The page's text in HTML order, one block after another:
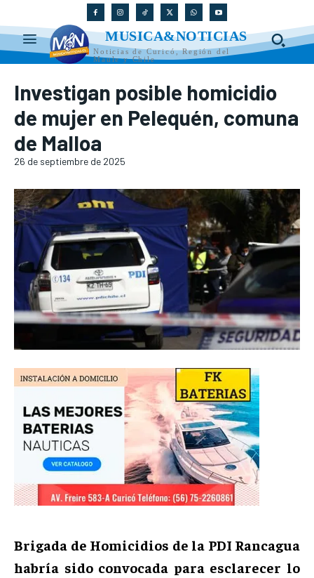
MUSICA&NOTICIAS
Noticias de Curicó, Región del
Maule y Chile
Investigan posible homicidio
de mujer en Pelequén, comuna
de Malloa
26 de septiembre de 2025
Brigada de Homicidios de la PDI Rancagua
habría sido convocada para esclarecer lo